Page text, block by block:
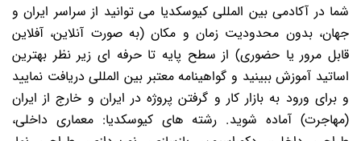
شما در آکادمی بین المللی کیوسکدیا می توانید از سراسر ایران و
جهان، بدون محدودیت زمان و مکان (به صورت آنلاین، آفلاین
قابل مرور یا حضوری) از سطح پایه تا حرفه ای زیر نظر بهترین
اساتید آموزش ببینید و گواهینامه معتبر بین المللی دریافت نمایید
و برای ورود به بازار کار و گرفتن پروژه در ایران و خارج از ایران
(مهاجرت) آماده شوید. رشته های کیوسکدیا: معماری داخلی،